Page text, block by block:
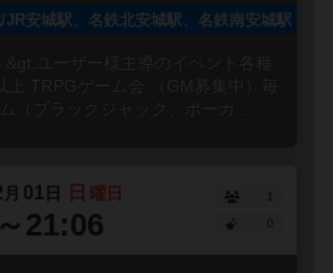
JR安城駅、名鉄北安城駅、名鉄南安城駅
ユーザー様主導のイベント各種
上 TRPGゲーム会 （GM募集中）毎
（ブラックジャック、ポーカ...
月 01 日 日 曜日
21:06
1